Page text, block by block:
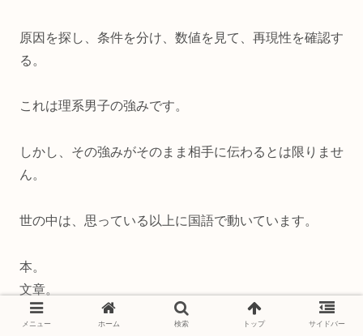
原因を探し、条件を分け、数値を見て、再現性を確認す
る。
これは理系男子の強みです。
しかし、その強みがそのまま相手に伝わるとは限りませ
ん。
世の中は、思っている以上に国語で動いています。
本。
文章。
会話。
メニュー ホーム 検索 トップ サイドバー